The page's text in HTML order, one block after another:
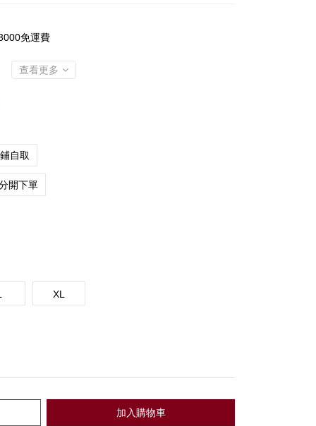
免運費
查看更多
自取
開下單
XL
加入購物車